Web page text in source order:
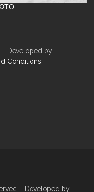
– Developed by
Conditions
– Developed by